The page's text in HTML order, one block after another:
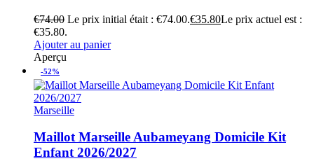
€74.00 Le prix initial était : €74.00.€35.80Le prix actuel est :
€35.80.
Ajouter au panier
Aperçu
-52%
Marseille
Maillot Marseille Aubameyang Domicile Kit
Enfant 2026/2027